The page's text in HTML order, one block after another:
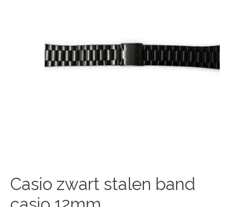
Casio zwart stalen band